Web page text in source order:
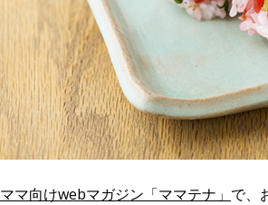
ママ向けwebマガジン「ママテナ」 で、